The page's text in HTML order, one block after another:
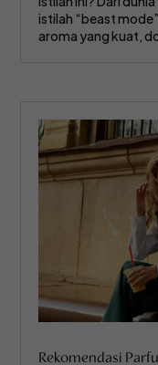
istilah “beast
aroma yang kuat,
Rekomendasi